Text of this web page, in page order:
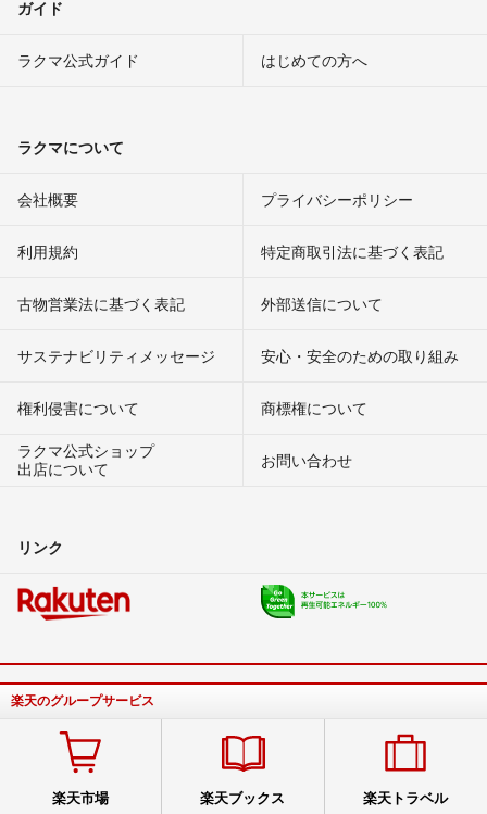
ガイド
ラクマ公式ガイド はじめての方へ
ラクマについて
会社概要 プライバシーポリシー
利用規約 特定商取引法に基づく表記
古物営業法に基づく表記 外部送信について
サステナビリティメッセージ 安心・安全のための取り組み
権利侵害について
商標権について
ラクマ公式ショップ
出店について
お問い合わせ
リンク
楽天のグループサービス
楽天市場 楽天ブックス 楽天トラベル